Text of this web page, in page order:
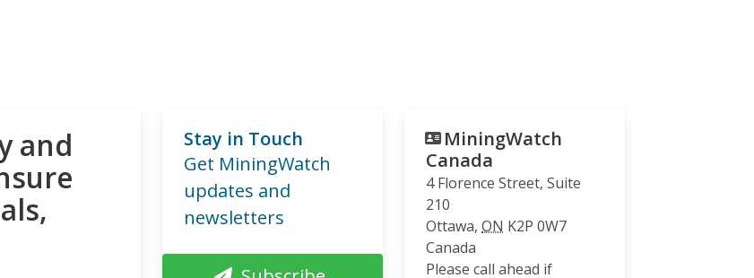
and
Stay in Touch
Get MiningWatch
updates and
newsletters
MiningWatch
Canada
4 Florence Street, Suite
210
Ottawa, ON K2P 0W7
Canada
Please call ahead if